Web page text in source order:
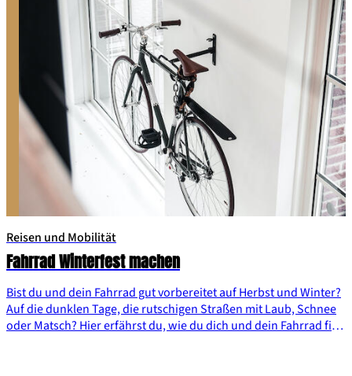
was du vor dem Grundstückskauf unbedingt kontrollieren
Reisen und Mobilität
Fahrrad Winterfest machen
Bist du und dein Fahrrad gut vorbereitet auf Herbst und Winter?
Auf die dunklen Tage, die rutschigen Straßen mit Laub, Schnee
oder Matsch? Hier erfährst du, wie du dich und dein Fahrrad fit